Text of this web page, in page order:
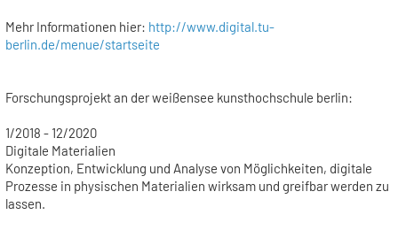
Mehr Informationen hier: http://www.digital.tu-
berlin.de/menue/startseite
Forschungsprojekt an der weißensee kunsthochschule berlin:
1/2018 - 12/2020
Digitale Materialien
Konzeption, Entwicklung und Analyse von Möglichkeiten, digitale
Prozesse in physischen Materialien wirksam und greifbar werden zu
lassen.